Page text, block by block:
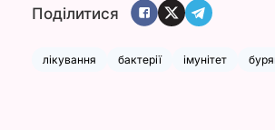
Поділитися
лікування бактерії імунітет